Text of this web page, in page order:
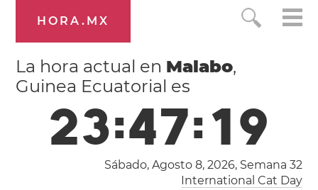
HORA.MX
La hora actual en Malabo,
Guinea Ecuatorial es
23:47:20
Sábado, Agosto 8, 2026, Semana 32
International Cat Day